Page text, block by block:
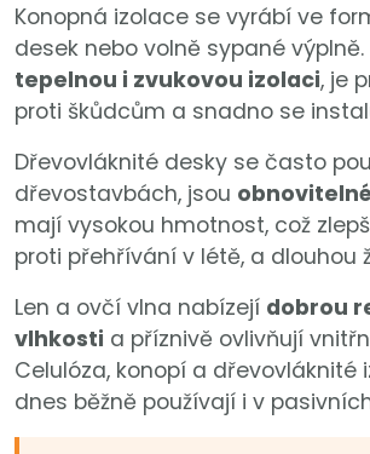
Konopná izolace se vyrábí ve
desek nebo volně sypané
tepelnou i zvukovou izolaci, je
proti škůdcům a snadno se
Dřevovláknité desky se často
dřevostavbách, jsou
mají vysokou hmotnost, což
proti přehřívání v létě, a dlouhou
Len a ovčí vlna nabízejí dobrou
vlhkosti a příznivě ovlivňují
Celulóza, konopí a dřevovláknité
dnes běžně používají i v